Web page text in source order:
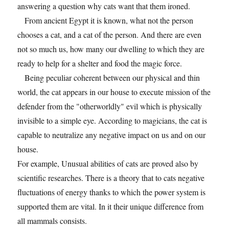
answering a question why cats want that them ironed.
From ancient Egypt it is known, what not the person
chooses a cat, and a cat of the person. And there are even
not so much us, how many our dwelling to which they are
ready to help for a shelter and food the magic force.
Being peculiar coherent between our physical and thin
world, the cat appears in our house to execute mission of the
defender from the "otherworldly" evil which is physically
invisible to a simple eye. According to magicians, the cat is
capable to neutralize any negative impact on us and on our
house.
For example, Unusual abilities of cats are proved also by
scientific researches. There is a theory that to cats negative
fluctuations of energy thanks to which the power system is
supported them are vital. In it their unique difference from
all mammals consists.